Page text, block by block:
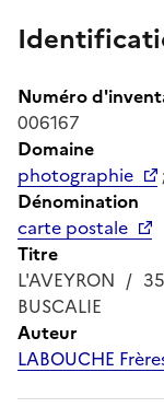
Numéro
006167
Domaine
photographie
Dénomination
carte postale
Titre
L'AVEYRON /
BUSCALIE
Auteur
LABOUCHE